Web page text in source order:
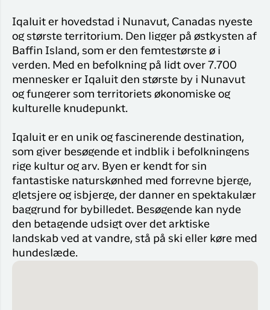
Iqaluit er hovedstad i Nunavut, Canadas nyeste
og største territorium. Den ligger på østkysten af
Baffin Island, som er den femtestørste ø i
verden. Med en befolkning på lidt over 7.700
mennesker er Iqaluit den største by i Nunavut
og fungerer som territoriets økonomiske og
kulturelle knudepunkt.
Iqaluit er en unik og fascinerende destination,
som giver besøgende et indblik i befolkningens
rige kultur og arv. Byen er kendt for sin
fantastiske naturskønhed med forrevne bjerge,
gletsjere og isbjerge, der danner en spektakulær
baggrund for bybilledet. Besøgende kan nyde
den betagende udsigt over det arktiske
landskab ved at vandre, stå på ski eller køre med
hundeslæde.